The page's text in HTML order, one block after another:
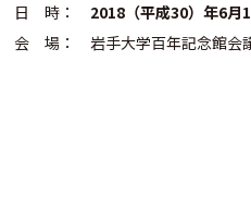
日 時： 2018（平成30）年6月
会 場： 岩手大学百年記念館会